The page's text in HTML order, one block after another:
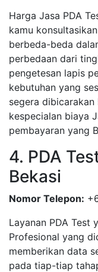
Harga Jasa PDA
kamu
berbeda-beda
perbedaan dari
pengetesan lapis
kebutuhan yang
segera
kespecialan biaya
pembayaran yang
4. PDA
Bekasi
Nomor Telepon:
Layanan PDA Test
Profesional yang
memberikan data
pada tiap-tiap